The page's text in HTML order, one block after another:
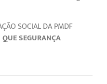
SOCIAL DA PMDF
SEGURANÇA